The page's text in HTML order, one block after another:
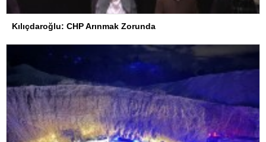
Kılıçdaroğlu: CHP Arınmak Zorunda